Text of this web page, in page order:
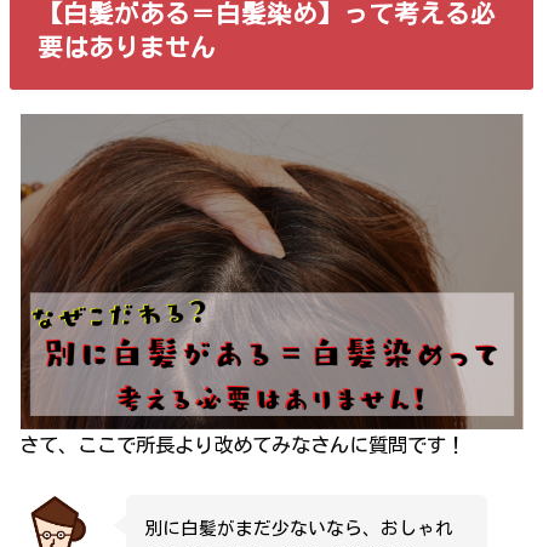
【白髪がある＝白髪染め】って考える必
要はありません
さて、ここで所長より改めてみなさんに質問です！
別に白髪がまだ少ないなら、おしゃれ